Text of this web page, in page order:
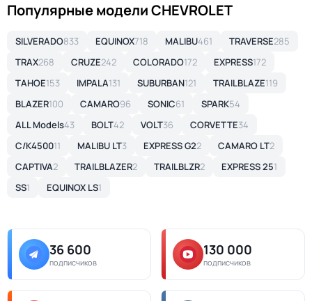
Популярные модели CHEVROLET
SILVERADO833 EQUINOX718 MALIBU461 TRAVERSE285
TRAX268 CRUZE242 COLORADO172 EXPRESS172
TAHOE153 IMPALA131 SUBURBAN121 TRAILBLAZE119
BLAZER100 CAMARO96 SONIC61 SPARK54
ALL Models43 BOLT42 VOLT36 CORVETTE34
C/K450011 MALIBU LT3 EXPRESS G22 CAMARO LT2
CAPTIVA2 TRAILBLAZER2 TRAILBLZR2 EXPRESS 251
SS1 EQUINOX LS1
36 600
подписчиков
130 000
подписчиков